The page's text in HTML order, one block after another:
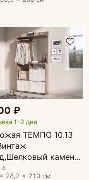
₽
1–2 дня
ТЕМПО 10.13
камень,
шагрень
В
28,2 × 210 см